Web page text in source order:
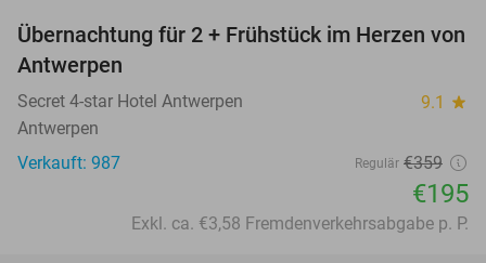
46%
Übernachtung für 2 + Frühstück im Herzen von
Antwerpen
Secret 4-star Hotel Antwerpen 9.1 star
Antwerpen
Verkauft: 987
Regulär €359
€195
Exkl. ca. €3,58 Fremdenverkehrsabgabe p. P.